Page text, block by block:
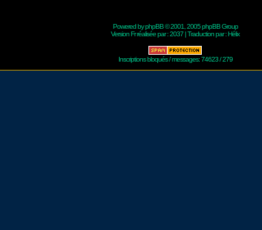
Powered byphpBB© 2001, 2005 phpBB Group
Version Fr réalisée par :2037 | Traduction par :Hélix
Inscriptions bloqués / messages: 74623 / 279